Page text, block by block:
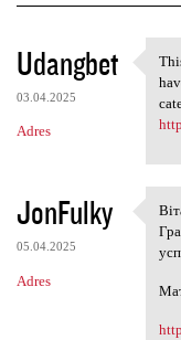
K
o
m
e
t
a
r
z
Udangbet
03.04.2025
Adres
JonFulky
05.04.2025
Adres